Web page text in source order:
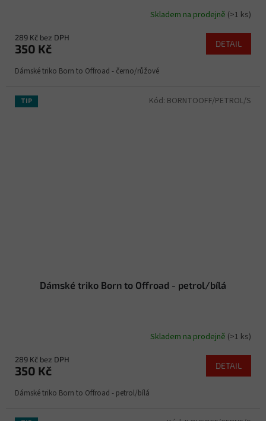
Skladem na prodejně (>1 ks)
289 Kč bez DPH
350 Kč DETAIL
Dámské triko Born to Offroad - černo/růžové
TIP
Dámské triko Born to Offroad - petrol/bílá
Skladem na prodejně (>1 ks)
289 Kč bez DPH
350 Kč DETAIL
Dámské triko Born to Offroad - petrol/bílá
Kód: BORNTOOFF/PETROL/S